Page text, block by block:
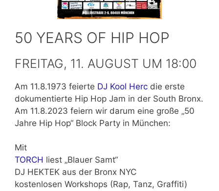
50 YEARS OF HIP HOP
FREITAG, 11. AUGUST UM 18:00
Am 11.8.1973 feierte DJ Kool Herc die erste
dokumentierte Hip Hop Jam in der South Bronx.
Am 11.8.2023 feiern wir darum eine große „50
Jahre Hip Hop“ Block Party in München:
Mit
TORCH liest „Blauer Samt“
DJ HEKTEK aus der Bronx NYC
kostenlosen Workshops (Rap, Tanz, Graffiti)